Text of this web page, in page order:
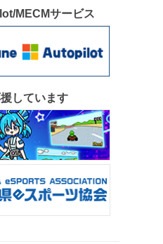
MECMサービス
しています